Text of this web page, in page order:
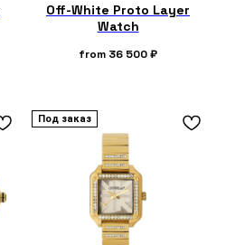
Off-White Proto Layer
Watch
from 36 500₽
Под заказ